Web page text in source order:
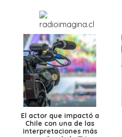
El actor que impactó a
Chile con una de las
interpretaciones más